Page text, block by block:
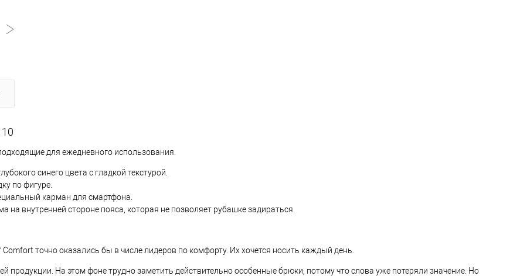
для ежедневного использования.
синего цвета с гладкой текстурой.
по фигуре.
карман для смартфона.
на внутренней стороне пояса, которая не позволяет рубашке задираться.
точно оказались бы в числе лидеров по комфорту. Их хочется носить каждый день.
продукции. На этом фоне трудно заметить действительно особенные брюки, потому что слова уже потеряли значение. Но